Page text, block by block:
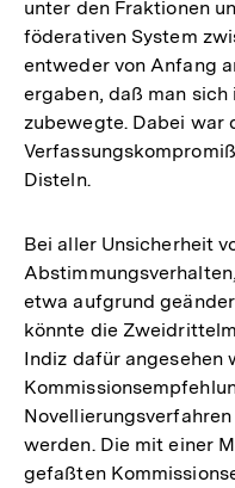
unter den Fraktionen
föderativen System
entweder von Anfang
ergaben, daß man
zubewegte. Dabei war
Disteln.
Bei aller Unsicherheit
etwa aufgrund
könnte die
Indiz dafür angesehen
werden. Die mit einer
gefaßten